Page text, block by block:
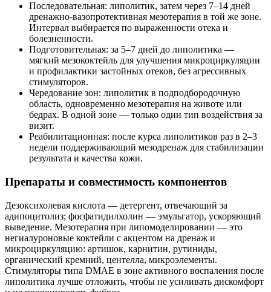
Последовательная: липолитик, затем через 7–14 дней
дренажно-вазопротективная мезотерапия в той же зоне.
Интервал выбирается по выраженности отека и
болезненности.
Подготовительная: за 5–7 дней до липолитика —
мягкий мезококтейль для улучшения микроциркуляции
и профилактики застойных отеков, без агрессивных
стимуляторов.
Чередование зон: липолитик в подподбородочную
область, одновременно мезотерапия на животе или
бедрах. В одной зоне — только один тип воздействия за
визит.
Реабилитационная: после курса липолитиков раз в 2–3
недели поддерживающий мезодренаж для стабилизации
результата и качества кожи.
Препараты и совместимость компонентов
Дезоксихолевая кислота — детергент, отвечающий за
адипоцитолиз; фосфатидилхолин — эмульгатор, ускоряющий
выведение. Мезотерапия при липомоделировании — это
негиалуроновые коктейли с акцентом на дренаж и
микроциркуляцию: артишок, карнитин, рутиниды,
органический кремний, центелла, микроэлементы.
Стимуляторы типа DMAE в зоне активного воспаления после
липолитика лучше отложить, чтобы не усиливать дискомфорт